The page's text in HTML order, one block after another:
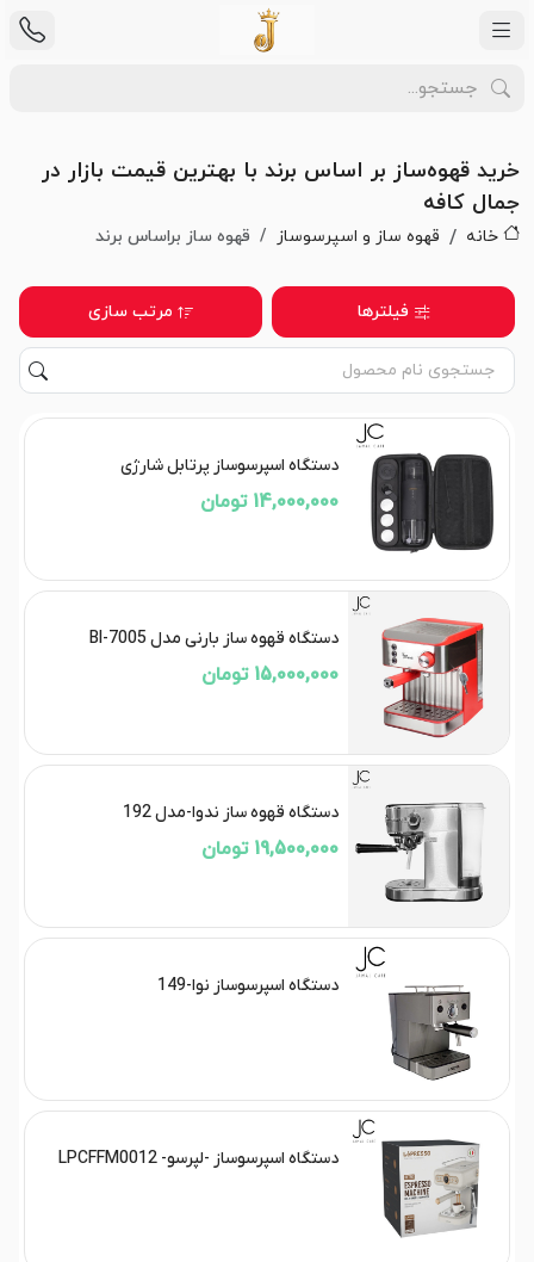
خرید قهوه‌ساز بر اساس برند با بهترین قیمت بازار در
جمال کافه
خانه قهوه ساز و اسپرسوساز قهوه ساز براساس برند
فیلترها مرتب سازی
دستگاه اسپرسوساز پرتابل شارژی
14,000,000 تومان
دستگاه قهوه ساز بارنی مدل BI-7005
15,000,000 تومان
دستگاه قهوه ساز ندوا-مدل 192
19,500,000 تومان
دستگاه اسپرسوساز نوا-149
دستگاه اسپرسوساز -لپرسو- LPCFFM0012